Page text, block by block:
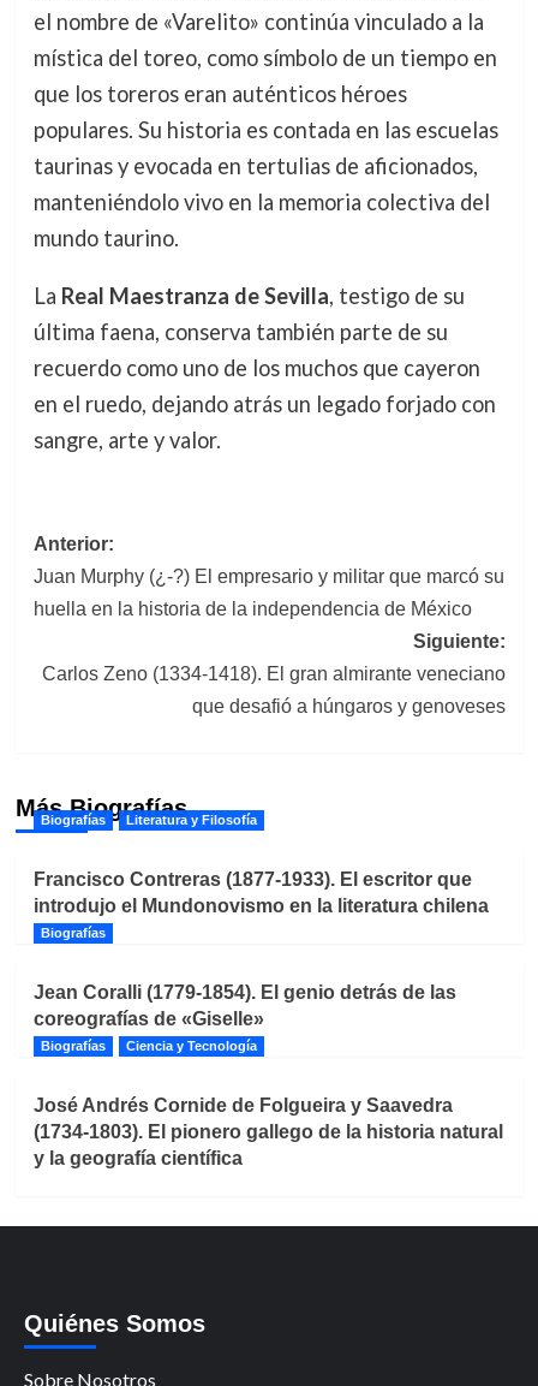
el nombre de «Varelito» continúa vinculado a la
mística del toreo, como símbolo de un tiempo en
que los toreros eran auténticos héroes
populares. Su historia es contada en las escuelas
taurinas y evocada en tertulias de aficionados,
manteniéndolo vivo en la memoria colectiva del
mundo taurino.
La Real Maestranza de Sevilla, testigo de su
última faena, conserva también parte de su
recuerdo como uno de los muchos que cayeron
en el ruedo, dejando atrás un legado forjado con
sangre, arte y valor.
Navegación
de
Anterior:
Juan Murphy (¿-?) El empresario y militar que marcó su
huella en la historia de la independencia de México
Siguiente:
Carlos Zeno (1334-1418). El gran almirante veneciano
que desafió a húngaros y genoveses
Más Biografías
Biografías Literatura y Filosofía
Francisco Contreras (1877-1933). El escritor que
introdujo el Mundonovismo en la literatura chilena
Biografías
Jean Coralli (1779-1854). El genio detrás de las
coreografías de «Giselle»
Biografías Ciencia y Tecnología
José Andrés Cornide de Folgueira y Saavedra
(1734-1803). El pionero gallego de la historia natural
y la geografía científica
Quiénes Somos
Sobre Nosotros